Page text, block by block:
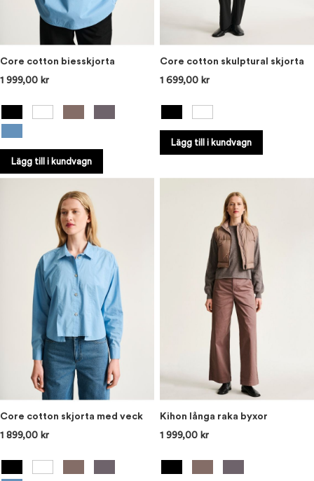
Core cotton biesskjorta
1 999,00 kr
Lägg till i kundvagn
Core cotton skulptural skjorta
1 699,00 kr
Lägg till i kundvagn
Core cotton skjorta med veck
1 899,00 kr
Kihon långa raka byxor
1 999,00 kr